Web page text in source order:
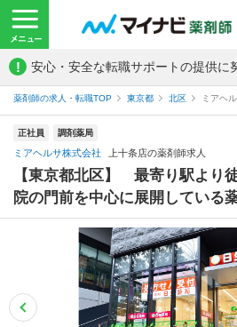
! 安心・安全な転職サポートの提供に
薬剤師の求人・転職TOP 東京都 北区 ミアヘ
正社員 調剤薬局
ミアヘルサ株式会社 上十条店の薬剤師求人
【東京都北区】 最寄り駅より
院の門前を中心に展開している